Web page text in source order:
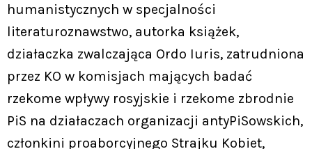
humanistycznych w specjalności
literaturoznawstwo, autorka książek,
działaczka zwalczająca Ordo Iuris, zatrudniona
przez KO w komisjach mających badać
rzekome wpływy rosyjskie i rzekome zbrodnie
PiS na działaczach organizacji antyPiSowskich,
członkini proaborcyjnego Strajku Kobiet,